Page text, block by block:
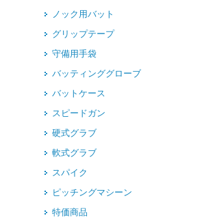
ノック用バット
グリップテープ
守備用手袋
バッティンググローブ
バットケース
スピードガン
硬式グラブ
軟式グラブ
スパイク
ピッチングマシーン
特価商品